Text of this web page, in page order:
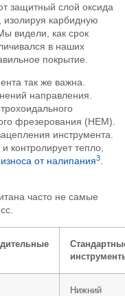
защитный слой оксида
карбидную
видели, как срок
в наших
покрытие.
так же важна.
направления.
фрезерования (HEM).
инструмента.
контролирует тепло,
износа от налипания3
часто не самые
Нижний